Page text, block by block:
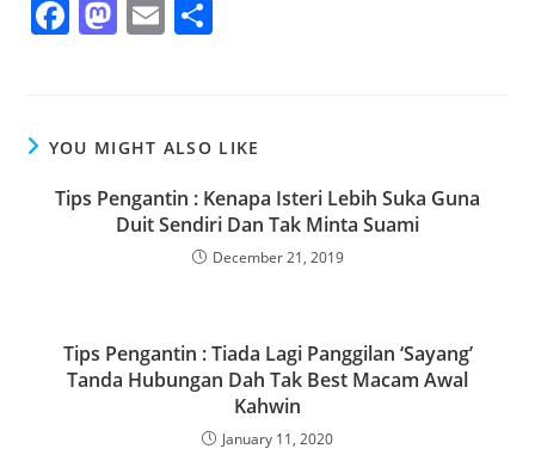
F
e
b
o
M
o
d
o
n
E
l e
YOU MIGHT ALSO LIKE
Tips Pengantin : Kenapa Isteri Lebih Suka Guna
Duit Sendiri Dan Tak Minta Suami
December 21, 2019
Tips Pengantin : Tiada Lagi Panggilan ‘Sayang’
Tanda Hubungan Dah Tak Best Macam Awal
Kahwin
January 11, 2020